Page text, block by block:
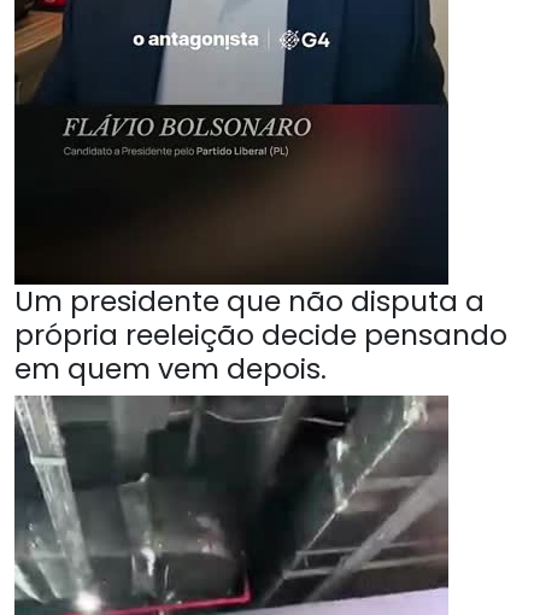
Um presidente que não disputa a
própria reeleição decide pensando
em quem vem depois.